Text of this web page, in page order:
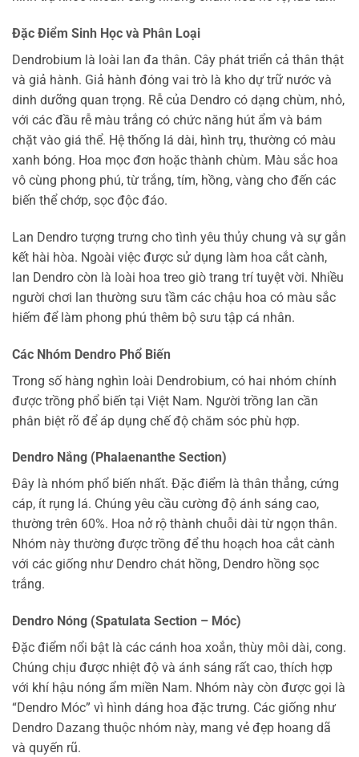
Đặc Điểm Sinh Học và Phân Loại
Dendrobium là loài lan đa thân. Cây phát triển cả thân thật
và giả hành. Giả hành đóng vai trò là kho dự trữ nước và
dinh dưỡng quan trọng. Rễ của Dendro có dạng chùm, nhỏ,
với các đầu rễ màu trắng có chức năng hút ẩm và bám
chặt vào giá thể. Hệ thống lá dài, hình trụ, thường có màu
xanh bóng. Hoa mọc đơn hoặc thành chùm. Màu sắc hoa
vô cùng phong phú, từ trắng, tím, hồng, vàng cho đến các
biến thể chớp, sọc độc đáo.
Lan Dendro tượng trưng cho tình yêu thủy chung và sự gắn
kết hài hòa. Ngoài việc được sử dụng làm hoa cắt cành,
lan Dendro còn là loài hoa treo giò trang trí tuyệt vời. Nhiều
người chơi lan thường sưu tầm các chậu hoa có màu sắc
hiếm để làm phong phú thêm bộ sưu tập cá nhân.
Các Nhóm Dendro Phổ Biến
Trong số hàng nghìn loài Dendrobium, có hai nhóm chính
được trồng phổ biến tại Việt Nam. Người trồng lan cần
phân biệt rõ để áp dụng chế độ chăm sóc phù hợp.
Dendro Nắng (Phalaenanthe Section)
Đây là nhóm phổ biến nhất. Đặc điểm là thân thẳng, cứng
cáp, ít rụng lá. Chúng yêu cầu cường độ ánh sáng cao,
thường trên 60%. Hoa nở rộ thành chuỗi dài từ ngọn thân.
Nhóm này thường được trồng để thu hoạch hoa cắt cành
với các giống như Dendro chát hồng, Dendro hồng sọc
trắng.
Dendro Nóng (Spatulata Section – Móc)
Đặc điểm nổi bật là các cánh hoa xoắn, thùy môi dài, cong.
Chúng chịu được nhiệt độ và ánh sáng rất cao, thích hợp
với khí hậu nóng ẩm miền Nam. Nhóm này còn được gọi là
“Dendro Móc” vì hình dáng hoa đặc trưng. Các giống như
Dendro Dazang thuộc nhóm này, mang vẻ đẹp hoang dã
và quyến rũ.